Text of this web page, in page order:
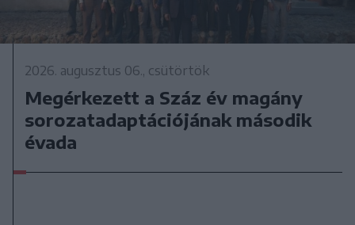
2026. augusztus 06., csütörtök
Megérkezett a Száz év magány
sorozatadaptációjának második
évada